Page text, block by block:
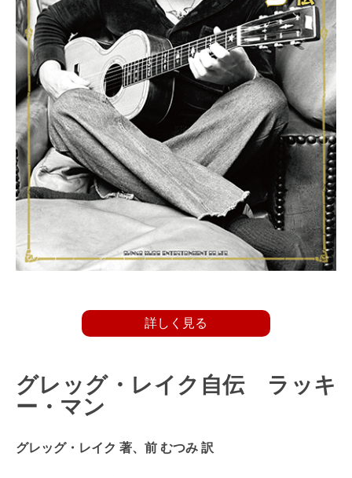
詳しく見る
グレッグ・レイク自伝 ラッキ
ー・マン
グレッグ・レイク 著、前 むつみ 訳